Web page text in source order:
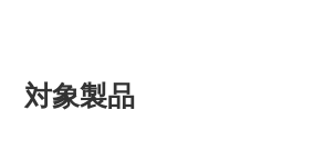
対象製品